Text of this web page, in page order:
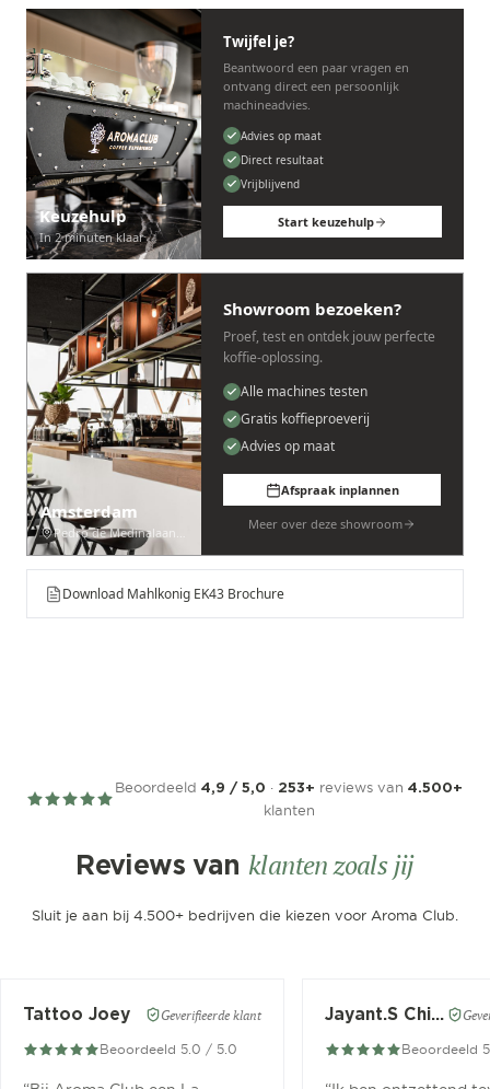
Keuzehulp
In 2 minuten klaar
Twijfel je?
Beantwoord een paar vragen en
ontvang direct een persoonlijk
machineadvies.
Advies op maat
Direct resultaat
Vrijblijvend
Start keuzehulp
Amsterdam
Pedro de Medinalaan 53
Showroom bezoeken?
Proef, test en ontdek jouw perfecte
koffie-oplossing.
Alle machines testen
Gratis koffieproeverij
Advies op maat
Afspraak inplannen
Meer over deze showroom
Download Mahlkonig EK43 Brochure
Beoordeeld 4,9 / 5,0 · 253+ reviews van 4.500+
klanten
Reviews van klanten zoals jij
Sluit je aan bij 4.500+ bedrijven die kiezen voor Aroma Club.
Tattoo Joey Geverifieerde klant
Beoordeeld 5.0 / 5.0
Jayant.S Chitaroe
Beoordeeld